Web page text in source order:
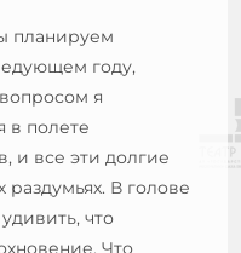
планируем
году,
я
в полете
и все эти долгие
В голове
что
Что